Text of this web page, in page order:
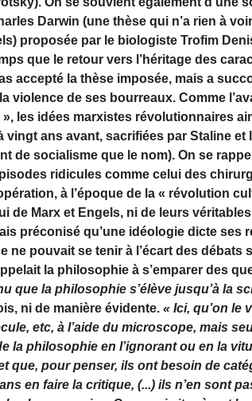
Darwin (une thèse qui n’a rien à
) proposée par le biologisteTrofim
que le retour vers l’héritage des
accepté la thèse imposée, mais a
violence de ses bourreaux. Comme
les idées marxistes révolutionnaires
vingt ans avant, sacrifiées par Staline
de socialisme que le nom). On se
ridicules comme celui des
à l’époque de la « révolution
de Marxet Engels, ni de leurs
préconisé qu’une idéologie dicte ses
ne pouvait se tenir à l’écart des débats
la philosophie à s’emparer des
que la philosophie s’élève jusqu’à la
ni de manière évidente.« Ici, qu’on le
etc, à l’aide du microscope, mais
la philosophie en l’ignorant ou en la
que, pour penser, ils ont besoin de
en faire la critique, (...) ils n’en sont